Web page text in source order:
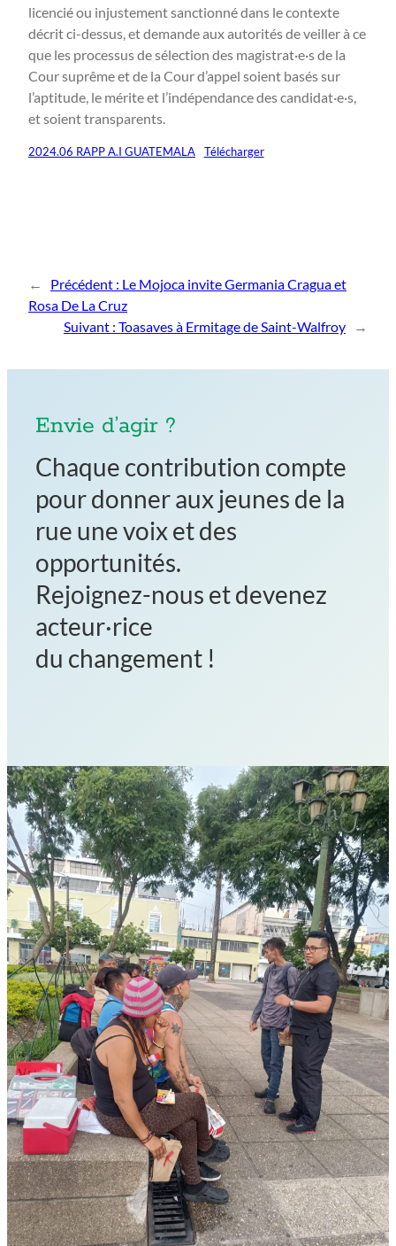
licencié ou injustement sanctionné dans le contexte
décrit ci-dessus, et demande aux autorités de veiller à ce
que les processus de sélection des magistrat·e·s de la
Cour suprême et de la Cour d’appel soient basés sur
l’aptitude, le mérite et l’indépendance des candidat·e·s,
et soient transparents.
2024.06 RAPP A.I GUATEMALA Télécharger
← Précédent : Le Mojoca invite Germania Cragua et
Rosa De La Cruz
Suivant : Toasaves à Ermitage de Saint-Walfroy →
Envie d’agir ?
Chaque contribution compte
pour donner aux jeunes de la
rue une voix et des
opportunités.
Rejoignez-nous et devenez
acteur·rice
du changement !